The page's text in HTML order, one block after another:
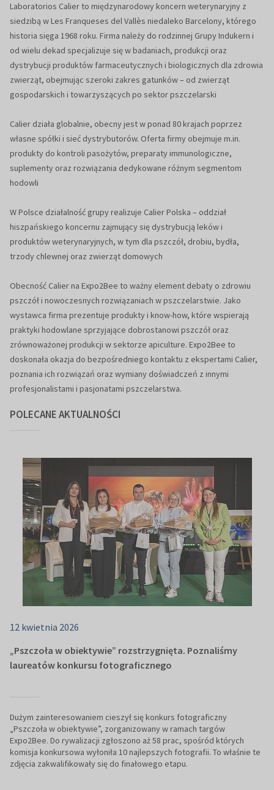
Laboratorios Calier to międzynarodowy koncern weterynaryjny z
siedzibą w Les Franqueses del Vallès niedaleko Barcelony, którego
historia sięga 1968 roku. Firma należy do rodzinnej Grupy Indukern i
od wielu dekad specjalizuje się w badaniach, produkcji oraz
dystrybucji produktów farmaceutycznych i biologicznych dla zdrowia
zwierząt, obejmując szeroki zakres gatunków – od zwierząt
gospodarskich i towarzyszących po sektor pszczelarski
Calier działa globalnie, obecny jest w ponad 80 krajach poprzez
własne spółki i sieć dystrybutorów. Oferta firmy obejmuje m.in.
produkty do kontroli pasożytów, preparaty immunologiczne,
suplementy oraz rozwiązania dedykowane różnym segmentom
hodowli
W Polsce działalność grupy realizuje Calier Polska – oddział
hiszpańskiego koncernu zajmujący się dystrybucją leków i
produktów weterynaryjnych, w tym dla pszczół, drobiu, bydła,
trzody chlewnej oraz zwierząt domowych
Obecność Calier na Expo2Bee to ważny element debaty o zdrowiu
pszczół i nowoczesnych rozwiązaniach w pszczelarstwie. Jako
wystawca firma prezentuje produkty i know-how, które wspierają
praktyki hodowlane sprzyjające dobrostanowi pszczół oraz
zrównoważonej produkcji w sektorze apiculture. Expo2Bee to
doskonała okazja do bezpośredniego kontaktu z ekspertami Calier,
poznania ich rozwiązań oraz wymiany doświadczeń z innymi
profesjonalistami i pasjonatami pszczelarstwa.
POLECANE AKTUALNOŚCI
12 kwietnia 2026
„Pszczoła w obiektywie” rozstrzygnięta. Poznaliśmy
laureatów konkursu fotograficznego
Dużym zainteresowaniem cieszył się konkurs fotograficzny
„Pszczoła w obiektywie”, zorganizowany w ramach targów
Expo2Bee. Do rywalizacji zgłoszono aż 58 prac, spośród których
komisja konkursowa wyłoniła 10 najlepszych fotografii. To właśnie te
zdjęcia zakwalifikowały się do finałowego etapu.